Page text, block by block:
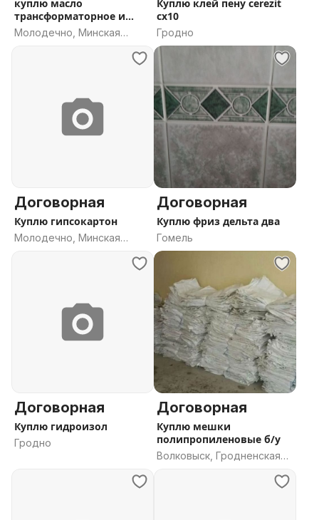
куплю масло
трансформаторное и
печное топливо
Молодечно, Минская
Куплю клей пену cerezit
cx10
Гродно
Договорная
Куплю гипсокартон
Молодечно, Минская
Договорная
Куплю фриз дельта два
Гомель
Договорная
Куплю гидроизол
Гродно
Договорная
Куплю мешки
полипропиленовые б/у
Волковыск, Гродненская